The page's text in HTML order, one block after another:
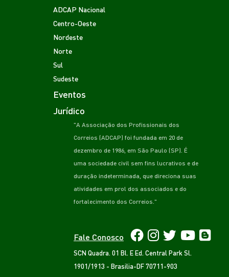
ADCAP Nacional
Centro-Oeste
Nordeste
Norte
Sul
Sudeste
Eventos
Jurídico
"A Associação dos Profissionais dos
Correios (ADCAP) foi fundada em 20 de
dezembro de 1986, em São Paulo (SP). É
uma sociedade civil sem fins lucrativos e de
duração indeterminada, que direciona suas
atividades em prol dos associados e do
fortalecimento dos Correios."
Fale Conosco
SCN Quadra. 01 Bl. E Ed. Central Park Sl.
1901/1913 - Brasilia-DF 70711-903